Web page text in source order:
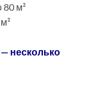
80 м²
несколько